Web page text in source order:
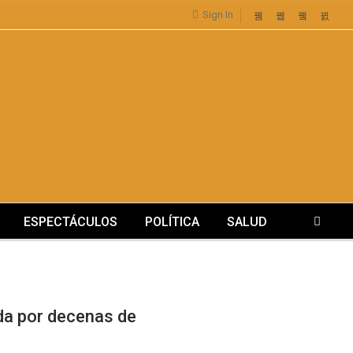
Sign In
ESPECTÁCULOS POLÍTICA SALUD
por decenas de